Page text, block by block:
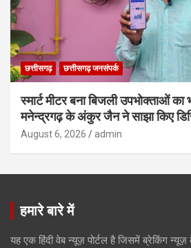
छत्तीसगढ़ छत्तीसगढ़ जनसंपर्क
स्मार्ट मीटर बना बिजली उपभोक्ताओं का
मनेन्द्रगढ़ के अंकुर जैन ने साझा किए
August 6, 2026 admin
हमारे बारे में
यह एक हिंदी वेब न्यूज़ पोर्टल है जिसमें ब्रेकिंग न्यूज़